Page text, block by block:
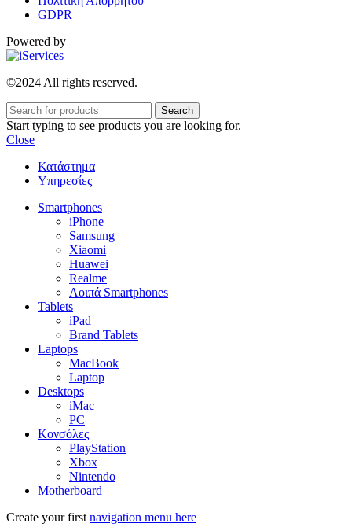
GDPR
Powered by
©2024 All rights reserved.
Search
Start typing to see products you are looking for.
Close
Κατάστημα
Υπηρεσίες
Smartphones
iPhone
Samsung
Xiaomi
Huawei
Realme
Λοιπά Smartphones
Tablets
iPad
Brand Tablets
Laptops
MacBook
Laptop
Desktops
iMac
PC
Κονσόλες
PlayStation
Xbox
Nintendo
Motherboard
Create your first navigation menu here